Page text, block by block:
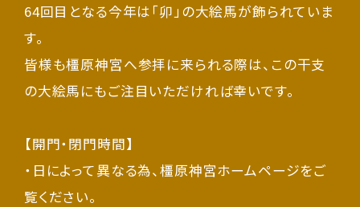
64回目となる今年は「卯」の大絵馬が飾られていま
す。
皆様も橿原神宮へ参拝に来られる際は、この干支
の大絵馬にもご注目いただければ幸いです。
【開門・閉門時間】
・日によって異なる為、橿原神宮ホームページをご
覧ください。